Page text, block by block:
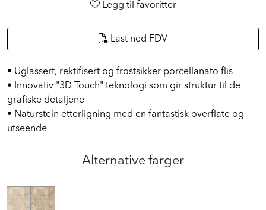
Legg til favoritter
Last ned FDV
• Uglassert, rektifisert og frostsikker porcellanato flis
• Innovativ "3D Touch" teknologi som gir struktur til de
grafiske detaljene
• Naturstein etterligning med en fantastisk overflate og
utseende
Alternative farger